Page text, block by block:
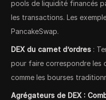
pools de liquidité financés
les transactions. Les
PancakeSwap.
DEX du carnet d’ordres :
pour faire correspondre les
comme les bourses
Agrégateurs de DEX :